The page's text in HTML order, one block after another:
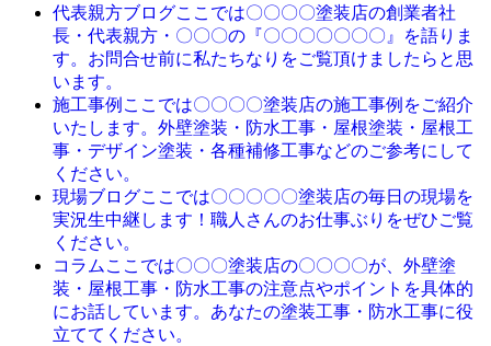
代表親方ブログここでは〇〇〇〇塗装店の創業者社
長・代表親方・〇〇〇の『〇〇〇〇〇〇〇』を語りま
す。お問合せ前に私たちなりをご覧頂けましたらと思
います。
施工事例 ここでは〇〇〇〇塗装店の施工事例をご紹介
いたします。外壁塗装・防水工事・屋根塗装・屋根工
事・デザイン塗装・各種補修工事などのご参考にして
ください。
現場ブログここでは〇〇〇〇〇塗装店の毎日の現場を
実況生中継します！職人さんのお仕事ぶりをぜひご覧
ください。
コラム ここでは〇〇〇塗装店の〇〇〇〇が、外壁塗
装・屋根工事・防水工事の注意点やポイントを具体的
にお話しています。あなたの塗装工事・防水工事に役
立ててください。